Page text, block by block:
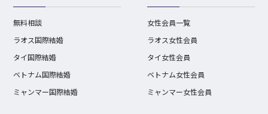
無料相談
ラオス国際結婚
タイ国際結婚
ベトナム国際結婚
ミャンマー国際結婚
女性会員一覧
ラオス女性会員
タイ女性会員
ベトナム女性会員
ミャンマー女性会員